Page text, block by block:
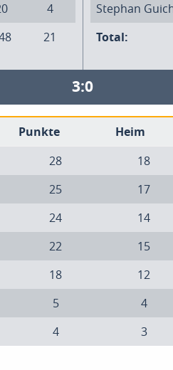
4
21
Stephan
Total:
3:0
Punkte Heim
28 18
25 17
24 14
22 15
18 12
5 4
4 3